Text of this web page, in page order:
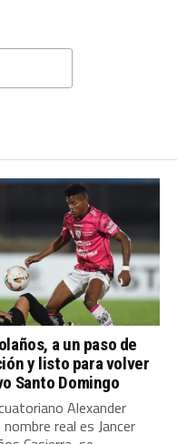
a un paso de
y listo para volver
Santo Domingo
Alexander
real es Jancer